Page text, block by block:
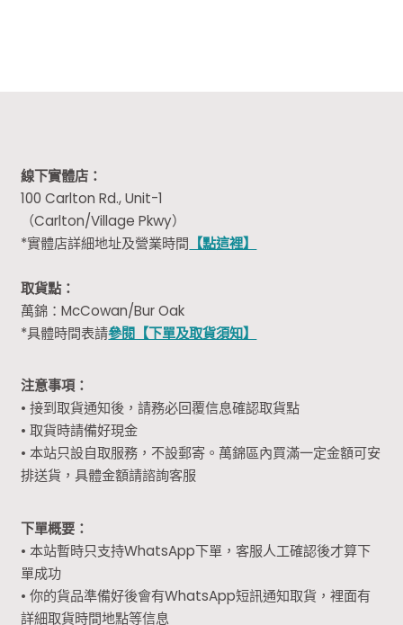
線下實體店：
100 Carlton Rd., Unit-1
（Carlton/Village Pkwy）
*實體店詳細地址及營業時間 【點這裡】
取貨點：
萬錦：McCowan/Bur Oak
*具體時間表請參閱【下單及取貨須知】
注意事項：
• 接到取貨通知後，請務必回覆信息確認取貨點
• 取貨時請備好現金
• 本站只設自取服務，不設郵寄。萬錦區內買滿一定金額可安
排送貨，具體金額請諮詢客服
下單概要：
• 本站暫時只支持WhatsApp下單，客服人工確認後才算下
單成功
• 你的貨品準備好後會有WhatsApp短訊通知取貨，裡面有
詳細取貨時間地點等信息